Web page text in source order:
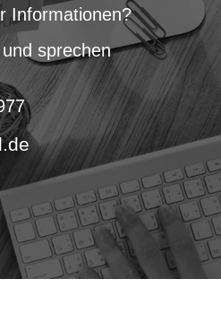
Informationen?
sprechen